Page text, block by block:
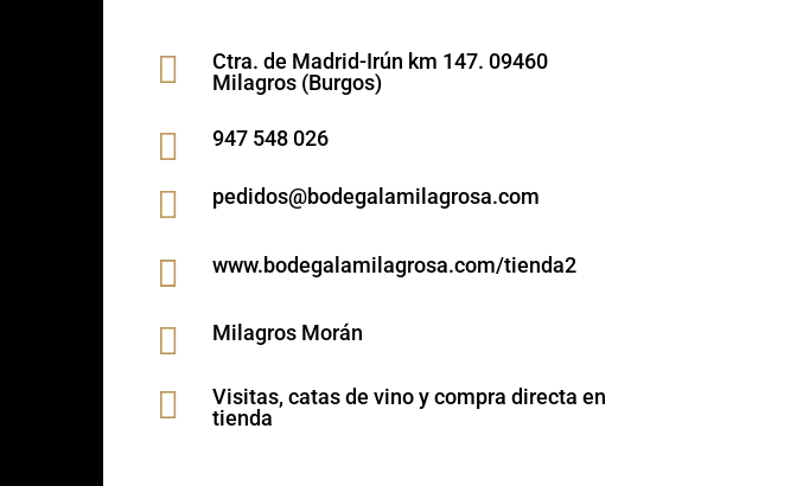

Ctra. de Madrid-Irún km 147. 09460
Milagros (Burgos)
 947 548 026
 pedidos@bodegalamilagrosa.com
 www.bodegalamilagrosa.com/tienda2
 Milagros Morán

Visitas, catas de vino y compra directa en
tienda